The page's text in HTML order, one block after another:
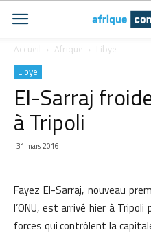
Accueil Afrique Libye
Libye
El-Sarraj
à Tripoli
31 mars 2016
Fayez El-Sarraj, nouveau
l’ONU, est arrivé hier à
forces qui contrôlent la